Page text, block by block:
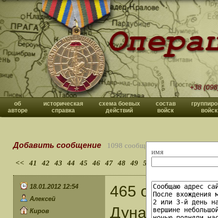
+38
об
авторе
историческая
справка
схема боевых
действий
состав
войск
войск
имя
Добавить сообщение 1098 сообщений
<< 41 42 43 44 45 46 47 48 49 50
18.01.2012 12:54
Алексей
Киров
465 оиптадн
Дунай,